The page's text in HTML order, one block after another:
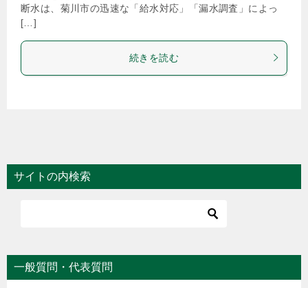
断水は、菊川市の迅速な「給水対応」「漏水調査」によっ
[…]
続きを読む
サイトの内検索
一般質問・代表質問